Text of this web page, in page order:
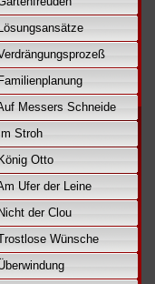
Messers Schneide
Stroh
Otto
Ufer der Leine
der Clou
Wünsche